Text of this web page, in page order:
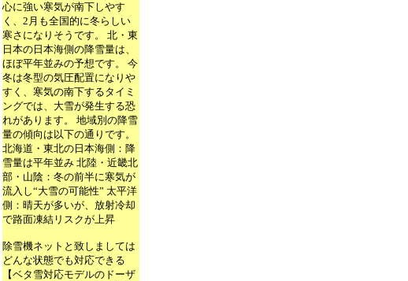
心に強い寒気が南下しやす
く、2月も全国的に冬らしい
寒さになりそうです。 北・東
日本の日本海側の降雪量は、
ほぼ平年並みの予想です。 今
冬は冬型の気圧配置になりや
すく、寒気の南下するタイミ
ングでは、大雪が発生する恐
れがあります。 地域別の降雪
量の傾向は以下の通りです。
北海道・東北の日本海側：降
雪量は平年並み 北陸・近畿北
部・山陰：冬の前半に寒気が
流入し“大雪の可能性” 太平洋
側：晴天が多いが、放射冷却
で路面凍結リスクが上昇
除雪機ネットと致しましては
どんな状態でも対応できる
【ベタ雪対応モデルのドーザ